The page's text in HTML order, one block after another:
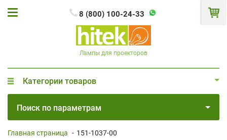
8 (800) 100-24-33
Лампы для проекторов
Категории товаров
Поиск по параметрам
Главная страница - 151-1037-00